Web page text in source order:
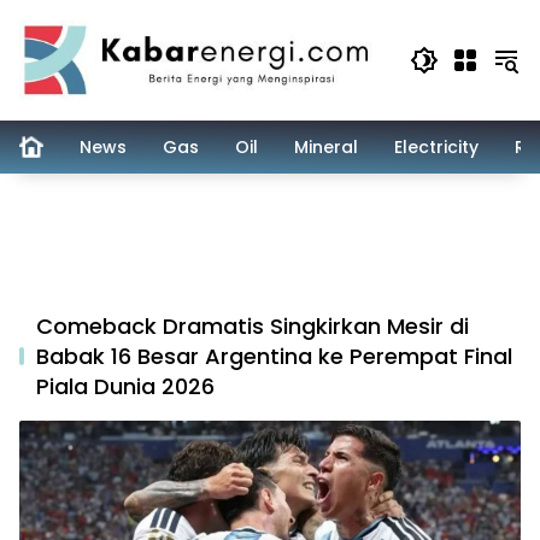
content
News Gas Oil Mineral Electricity
Comeback Dramatis Singkirkan Mesir di
Babak 16 Besar Argentina ke Perempat Final
Piala Dunia 2026